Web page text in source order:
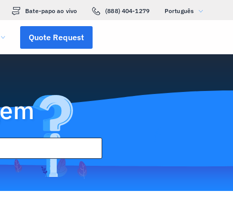
Bate-papo ao vivo (888) 404-1279 Português
Quote Request